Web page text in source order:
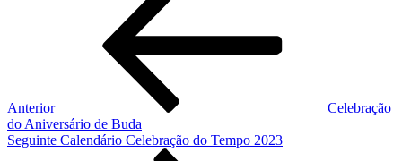
Anterior
Celebração
do Aniversário de Buda
Seguinte Calendário Celebração do Tempo 2023